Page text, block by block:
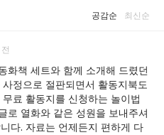
공감순 최신순
화책 세트와 함께 소개해 드렸던
정으로 절판되면서 활동지북도
료 활동지를 신청하는 놀이법
로 열화와 같은 성원을 보내주셔
다. 자료는 언제든지 편하게 다